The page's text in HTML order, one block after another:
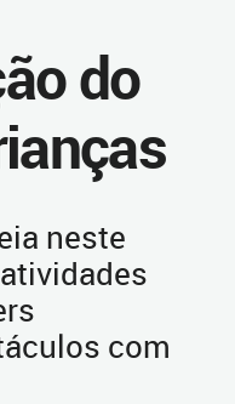
do
neste
com